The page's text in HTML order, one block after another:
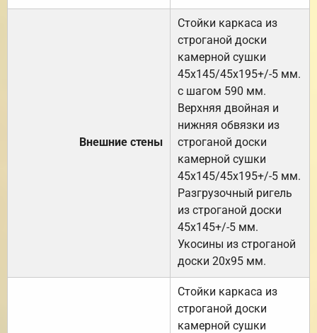
Внешние стены
Стойки каркаса из
строганой доски
камерной сушки
45х145/45х195+/-5 мм.
с шагом 590 мм.
Верхняя двойная и
нижняя обвязки из
строганой доски
камерной сушки
45х145/45х195+/-5 мм.
Разгрузочный ригель
из строганой доски
45х145+/-5 мм.
Укосины из строганой
доски 20х95 мм.
Стойки каркаса из
строганой доски
камерной сушки